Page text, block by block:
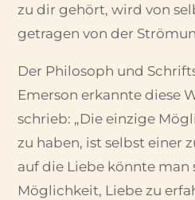
zu dir gehört, wird von
getragen von der
Der Philosoph und
Emerson erkannte diese
schrieb: „Die einzige
zu haben, ist selbst einer
auf die Liebe könnte man
Möglichkeit, Liebe zu